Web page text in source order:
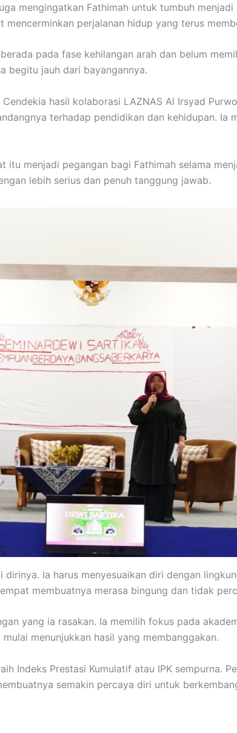
mengingatkan Fathimah untuk tumbuh
perjalanan hidup yang terus
pada fase kehilangan arah dan belum
begitu jauh dari bayangannya.
hasil kolaborasi LAZNAS Al Irsyad
terhadap pendidikan dan kehidupan. Ia
itu menjadi pegangan bagi Fathimah selama
lebih serius dan penuh tanggung jawab.
Ia harus menyesuaikan diri dengan
membuatnya merasa bingung dan tidak
yang ia rasakan. Ia memilih fokus pada
menunjukkan hasil yang membanggakan.
Indeks Prestasi Kumulatif atau IPK sempurna.
semakin percaya diri untuk